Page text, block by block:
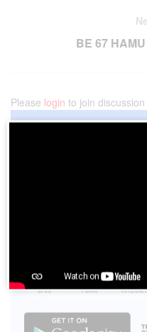
BE 67
Please login to join discussion